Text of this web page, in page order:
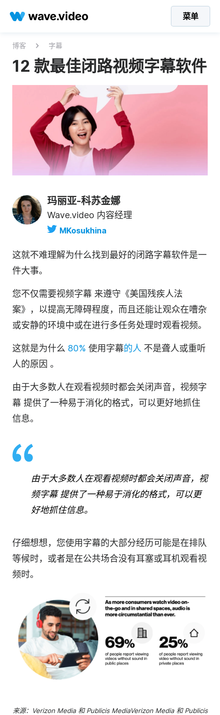
菜单
博客 字幕
12 款最佳闭路视频字幕软件
玛丽亚-科苏金娜
Wave.video 内容经理
MKosukhina
这就不难理解为什么找到最好的闭路字幕软件是一
件大事。
您不仅需要视频字幕 来遵守《美国残疾人法
案》，以提高无障碍程度，而且还能让观众在嘈杂
或安静的环境中或在进行多任务处理时观看视频。
这就是为什么 80% 使用字幕的人 不是聋人或重听
人的原因 。
由于大多数人在观看视频时都会关闭声音， 视频字
幕 提供了一种易于消化的格式，可以更好地抓住
信息。
由于大多数人在观看视频时都会关闭声音， 视
频字幕提供了一种易于消化的格式，可以更
好地抓住信息。
仔细想想，您使用字幕的大部分经历可能是在排队
等候时，或者是在公共场合没有耳塞或耳机观看视
频时。
来源：Verizon Media 和 Publicis MediaVerizon Media 和 Publicis